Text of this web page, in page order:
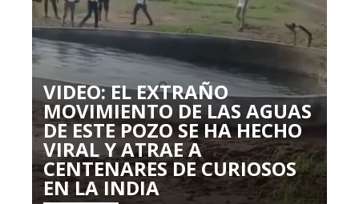
VIDEO: EL EXTRAÑO
MOVIMIENTO DE LAS AGUAS
DE ESTE POZO SE HA HECHO
VIRAL Y ATRAE A
CENTENARES DE CURIOSOS
EN LA INDIA